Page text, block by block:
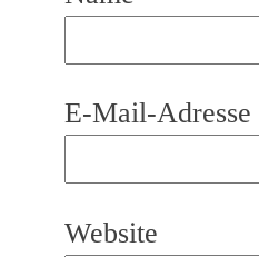
E-Mail-Adresse
Website